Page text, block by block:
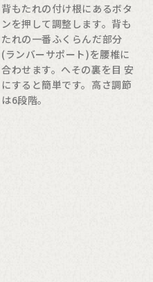
背もたれの付け根にあるボタ
ンを押して調整します。背も
たれの一番ふくらんだ部分
(ランバーサポート)を腰椎に
合わせます。へその裏を目 安
にすると簡単です。高さ調節
は6段階。